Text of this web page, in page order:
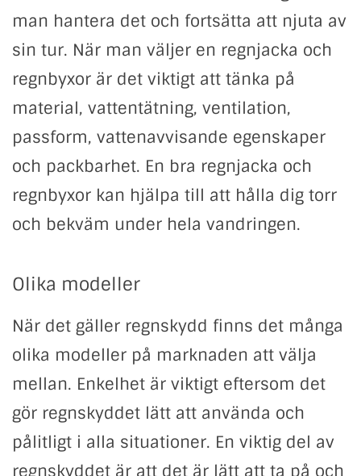
man hantera det och fortsätta att njuta av
sin tur. När man väljer en regnjacka och
regnbyxor är det viktigt att tänka på
material, vattentätning, ventilation,
passform, vattenavvisande egenskaper
och packbarhet. En bra regnjacka och
regnbyxor kan hjälpa till att hålla dig torr
och bekväm under hela vandringen.
Olika modeller
När det gäller regnskydd finns det många
olika modeller på marknaden att välja
mellan. Enkelhet är viktigt eftersom det
gör regnskyddet lätt att använda och
pålitligt i alla situationer. En viktig del av
regnskyddet är att det är lätt att ta på och